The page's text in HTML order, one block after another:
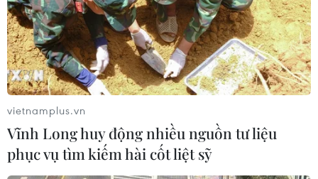
vietnamplus.vn
Vĩnh Long huy động nhiều nguồn tư liệu
phục vụ tìm kiếm hài cốt liệt sỹ